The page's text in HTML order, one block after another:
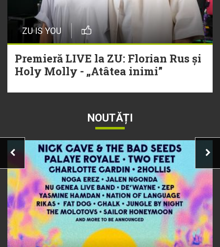
ZU IS YOU
Premieră LIVE la ZU: Florian Rus și
Holy Molly - „Atâtea inimi”
NOUTĂȚI